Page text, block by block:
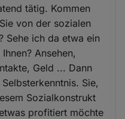
tätig. Kommen
von der sozialen
Sehe ich da etwa ein
Ansehen,
Geld ... Dann
Sie,
Sozialkonstrukt
profitiert möchte